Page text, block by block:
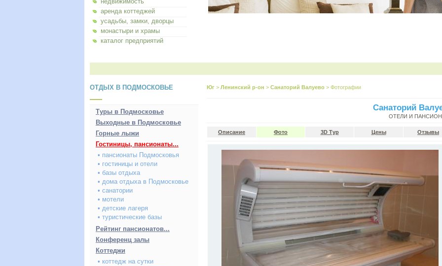
аренда коттеджей
усадьбы, замки, дворцы
монастыри и храмы
каталог предприятий
ОТДЫХ В ПОДМОСКОВЬЕ
Туры в Подмосковье
Выходные в Подмосковье
Горные лыжи
Гостиницы, пансионаты...
• пансионаты Подмосковья
• гостиницы и отели
• базы отдыха
• дома отдыха в Подмосковье
• санатории
• мотели
• детские лагеря
• туристические базы
Рейтинг пансионатов...
Конференц залы
Коттеджи
• коттедж на сутки
Юг > Ленинский р-он > Санаторий Валуево > Фотографии
Санаторий
ОТЕЛИ И
Описание Фото 3D Тур Цены Отзывы